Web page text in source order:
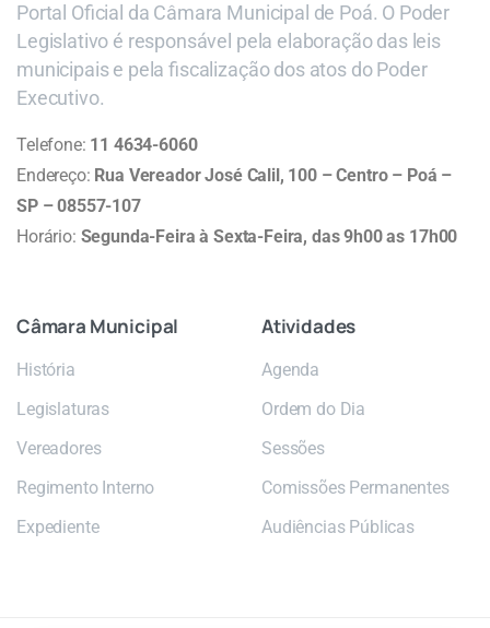
Portal Oficial da Câmara Municipal de Poá. O Poder
Legislativo é responsável pela elaboração das leis
municipais e pela fiscalização dos atos do Poder
Executivo.
Telefone: 11 4634-6060
Endereço: Rua Vereador José Calil, 100 – Centro – Poá –
SP – 08557-107
Horário: Segunda-Feira à Sexta-Feira, das 9h00 as 17h00
Câmara Municipal
História
Legislaturas
Vereadores
Regimento Interno
Expediente
Atividades
Agenda
Ordem do Dia
Sessões
Comissões Permanentes
Audiências Públicas